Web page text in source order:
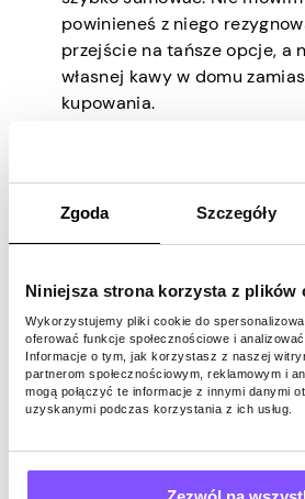
Zgoda Szczegóły
Niniejsza strona korzysta z plików
Wykorzystujemy pliki cookie do
oferować funkcje społecznościowe i
Informacje o tym, jak korzystasz z naszej
partnerom społecznościowym, reklamowym i
mogą połączyć te informacje z innymi danymi
uzyskanymi podczas korzystania z ich usług.
powinieneś z niego
przejście na tańsze opcje, a
własnej kawy w domu
kupowania.
kosztować zbyt dużo dla
to kompulsywne zakupy,
abonamenty, których nie
tytoń itp.
Jak
nawyki
wydawaniem
pieniędzy?